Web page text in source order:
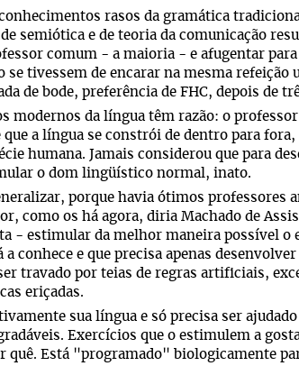
rasos da gramática
semiótica e de teoria da comunicação
comum - a maioria - e afugentar
se tivessem de encarar na mesma refeição
de bode, preferência de FHC, depois de
modernos da língua têm razão: o
a língua se constrói de dentro para fora,
humana. Jamais considerou que para
o dom lingüístico normal, inato.
porque havia ótimos professores
como os há agora, diria Machado de
- estimular da melhor maneira possível o
a conhece e que precisa apenas
travado por teias de regras artificiais,
eriçadas.
sua língua e só precisa ser
Exercícios que o estimulem a
quê. Está "programado" biologicamente